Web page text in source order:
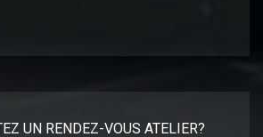
UN RENDEZ-VOUS ATELIER?